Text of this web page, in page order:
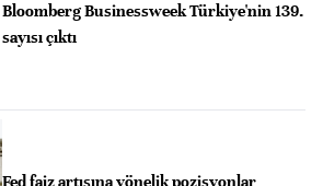
Bloomberg Businessweek Türkiye'nin 139.
sayısı çıktı
Fed faiz artışına yönelik pozisyonlar